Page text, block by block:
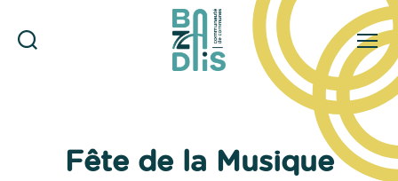
Menu
Fête de la Musique